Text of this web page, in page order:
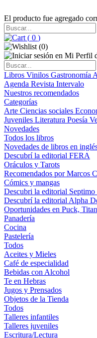
El producto fue agregado
( 0 )
(0)
Libros Vinilos Gastronomía
Agenda Revista Intervalo
Nuestros recomendados
Categorías
Arte Ciencias sociales
Juveniles Literatura Poesía
Novedades
Todos los libros
Novedades de libros en
Descubrí la editorial FERA
Oráculos y Tarots
Recomendados por Marcos
Cómics y mangas
Descubri la editorial Septimo
Descubrí la editorial Alpha
Oportunidades en Puck,
Panadería
Cocina
Pastelería
Todos
Aceites y Mieles
Café de especialidad
Bebidas con Alcohol
Te en Hebras
Jugos y Prensados
Objetos de la Tienda
Todos
Talleres infantiles
Talleres juveniles
Escritura/Lectura